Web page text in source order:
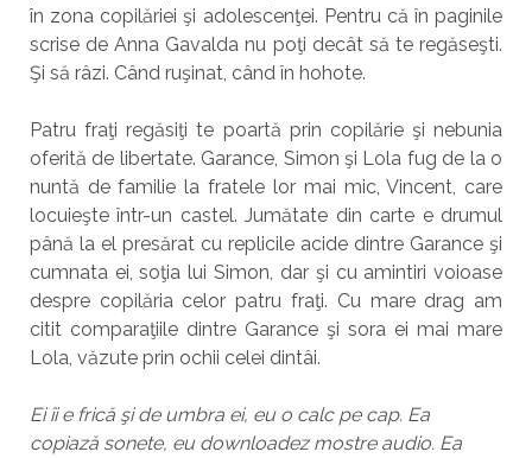
în zona copilăriei şi adolescenţei. Pentru că în paginile
scrise de Anna Gavalda nu poţi decât să te regăseşti.
Şi să râzi. Când ruşinat, când în hohote.
Patru fraţi regăsiţi te poartă prin copilărie şi nebunia
oferită de libertate. Garance, Simon şi Lola fug de la o
nuntă de familie la fratele lor mai mic, Vincent, care
locuieşte într-un castel. Jumătate din carte e drumul
până la el presărat cu replicile acide dintre Garance şi
cumnata ei, soţia lui Simon, dar şi cu amintiri voioase
despre copilăria celor patru fraţi. Cu mare drag am
citit comparaţiile dintre Garance şi sora ei mai mare
Lola, văzute prin ochii celei dintâi.
Ei îi e frică şi de umbra ei, eu o calc pe cap. Ea
copiază sonete, eu downloadez mostre audio. Ea